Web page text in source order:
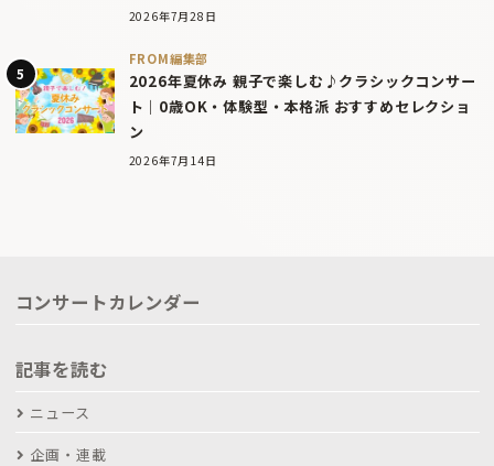
2026年7月28日
FROM編集部
2026年夏休み 親子で楽しむ♪クラシックコンサー
ト｜0歳OK・体験型・本格派 おすすめセレクショ
ン
2026年7月14日
コンサートカレンダー
記事を読む
ニュース
企画・連載